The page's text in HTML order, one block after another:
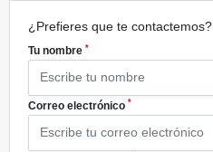
¿Prefieres que te contactemos?
Tu nombre *
Correo electrónico *